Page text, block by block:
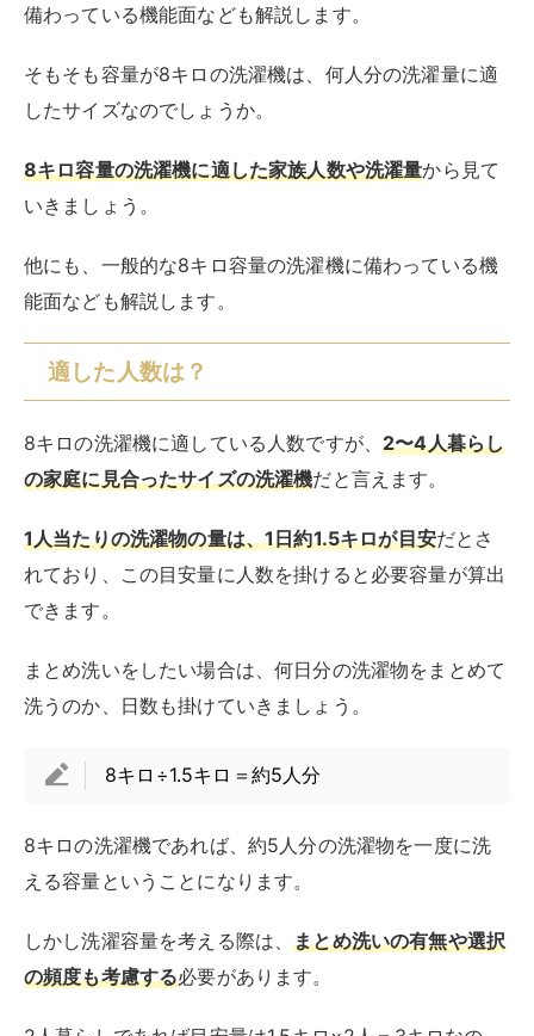
適した人数は？
できます。
洗うのか、日数も掛けていきましょう。
8キロの洗濯機であれば、約5人分の洗濯物を一度に洗
える容量ということになります。
しかし洗濯容量を考える際は、 まとめ洗いの有無や選択
の頻度も考慮する
2人暮らしであれば目安量は1.5キロ×2人＝3キロなの
で、8キロの洗濯機では2日から2日半分の洗濯物をまと
め洗いできる計算です。
3人暮らしでは1.5キロ×3人＝4.5キロ
上記のように、3人暮らし以上の家庭では毎日洗濯機を
稼働させる必要があります。